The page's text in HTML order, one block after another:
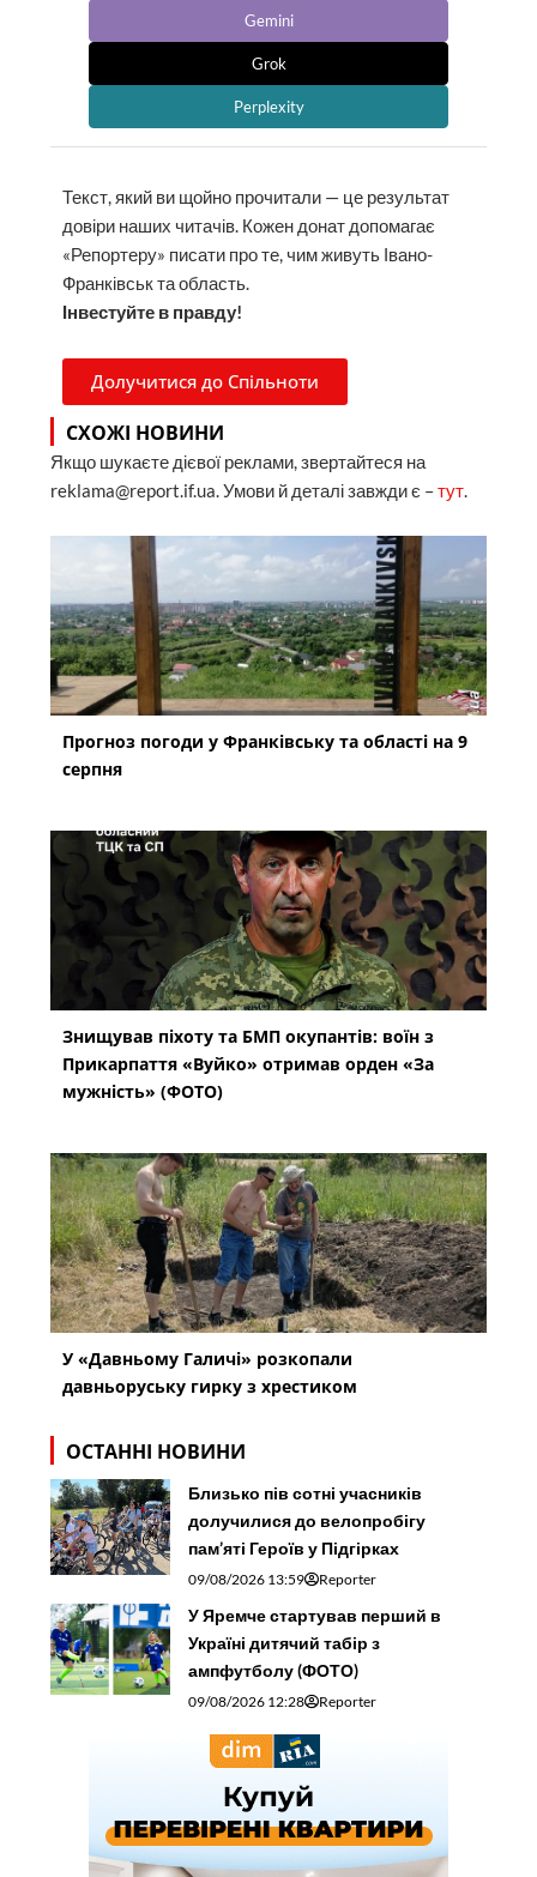
Gemini
Grok
Perplexity
Текст, який ви щойно прочитали — це результат
довіри наших читачів. Кожен донат допомагає
«Репортеру» писати про те, чим живуть Івано-
Франківськ та область.
Інвестуйте в правду!
Долучитися до Спільноти
СХОЖІ НОВИНИ
Якщо шукаєте дієвої реклами, звертайтеся на
reklama@report.if.ua. Умови й деталі завжди є –тут.
Прогноз погоди у Франківську та області на 9
серпня
Знищував піхоту та БМП окупантів: воїн з
Прикарпаття «Вуйко» отримав орден «За
мужність» (ФОТО)
У «Давньому Галичі» розкопали
давньоруську гирку з хрестиком
ОСТАННІ НОВИНИ
Близько пів сотні учасників
долучилися до велопробігу
пам’яті Героїв у Підгірках
09/08/2026 13:59 Reporter
У Яремче стартував перший в
Україні дитячий табір з
ампфутболу (ФОТО)
09/08/2026 12:28 Reporter